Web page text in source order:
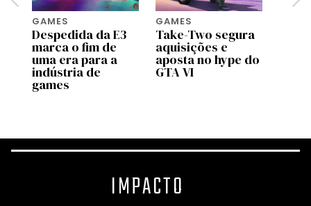
GAMES
Despedida da E3
marca o fim de
uma era para a
indústria de
games
GAMES
Take-Two segura
aquisições e
aposta no hype do
GTA VI
IMPACTO